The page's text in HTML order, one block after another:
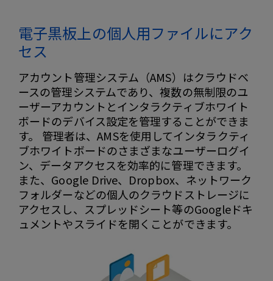
電子黒板上の個人用ファイルにアク
セス
アカウント管理システム（AMS）はクラウドベ
ースの管理システムであり、複数の無制限のユ
ーザーアカウントとインタラクティブホワイト
ボードのデバイス設定を管理することができま
す。 管理者は、AMSを使用してインタラクティ
ブホワイトボードのさまざまなユーザーログイ
ン、データアクセスを効率的に管理できます。
また、Google Drive、Dropbox、ネットワーク
フォルダーなどの個人のクラウドストレージに
アクセスし、スプレッドシート等のGoogleドキ
ュメントやスライドを開くことができます。